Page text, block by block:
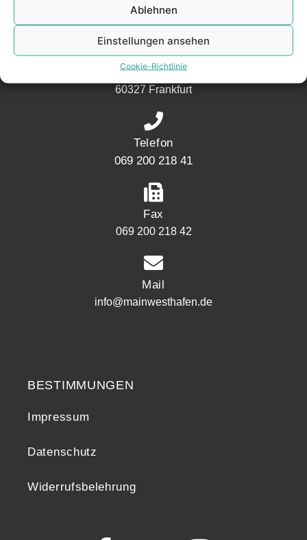
Ablehnen
Einstellungen ansehen
Cookie-Richtlinie
Adresse
Mainwesthafen Immobilien Speicherstraße 5
60327 Frankfurt
Telefon
069 200 218 41
Fax
069 200 218 42
Mail
info@mainwesthafen.de
BESTIMMUNGEN
Impressum
Datenschutz
Widerrufsbelehrung